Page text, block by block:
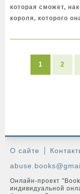
которая сможет,
короля, которого
1 2
О сайте
Онлайн-проект
индивидуальной